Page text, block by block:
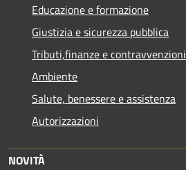
Educazione e formazione
Giustizia e sicurezza pubblica
Tributi,finanze e contravvenzioni
Ambiente
Salute, benessere e assistenza
Autorizzazioni
NOVITÀ